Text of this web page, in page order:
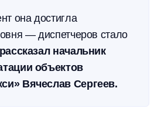
она достигла
— диспетчеров стало
начальник
объектов
Вячеслав Сергеев.